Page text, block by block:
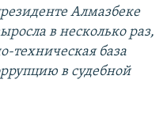
Алмазбеке
в несколько раз,
техническая база
в судебной